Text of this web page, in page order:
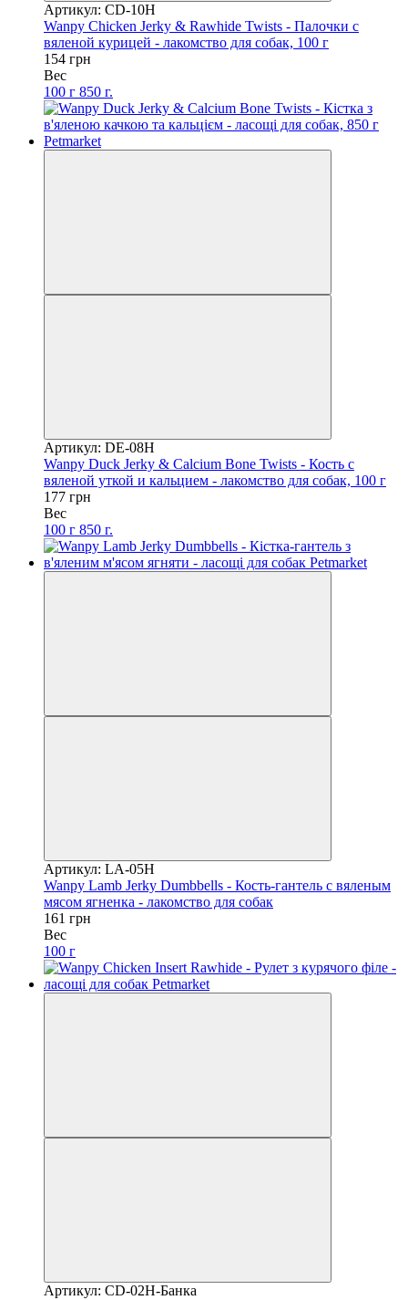
Артикул: CD-10H
Wanpy Chicken Jerky & Rawhide Twists - Палочки с
вяленой курицей - лакомство для собак, 100 г
154 грн
Вес
100 г 850 г.
Артикул: DE-08H
Wanpy Duck Jerky & Calcium Bone Twists - Кость с
вяленой уткой и кальцием - лакомство для собак, 100 г
177 грн
Вес
100 г 850 г.
Артикул: LA-05H
Wanpy Lamb Jerky Dumbbells - Кость-гантель с вяленым
мясом ягненка - лакомство для собак
161 грн
Вес
100 г
Артикул: CD-02H-Банка